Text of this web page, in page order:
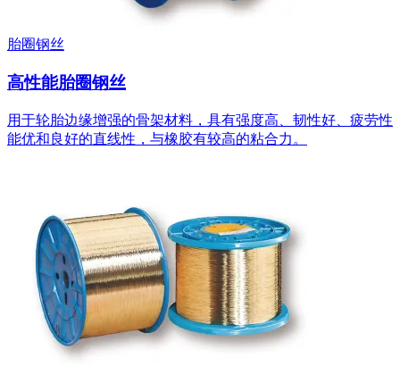
胎圈钢丝
高性能胎圈钢丝
用于轮胎边缘增强的骨架材料，具有强度高、韧性好、疲劳性
能优和良好的直线性，与橡胶有较高的粘合力。